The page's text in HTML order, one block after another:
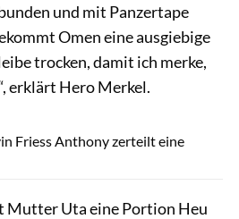
und mit Panzertape
Omen eine ausgiebige
trocken, damit ich merke,
erklärt Hero Merkel.
Friess Anthony zerteilt eine
Mutter Uta eine Portion Heu